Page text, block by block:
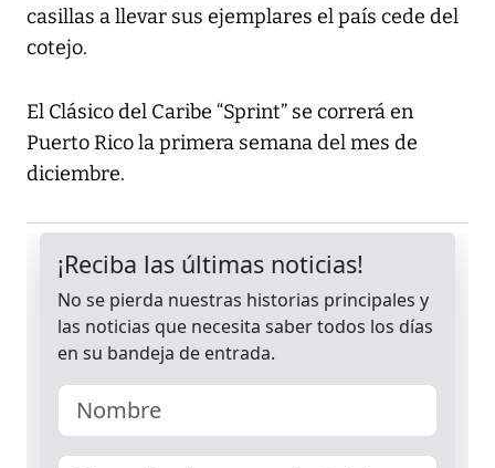
casillas a llevar sus ejemplares el país cede del
cotejo.
El Clásico del Caribe “Sprint” se correrá en
Puerto Rico la primera semana del mes de
diciembre.